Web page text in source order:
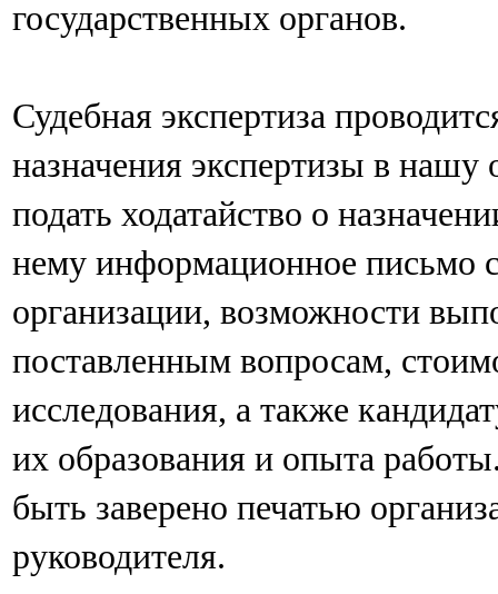
государственных органов.
Судебная экспертиза
назначения экспертизы в
подать ходатайство о
нему информационное письмо
организации, возможности
поставленным вопросам,
исследования, а также
их образования и опыта
быть заверено печатью
руководителя.